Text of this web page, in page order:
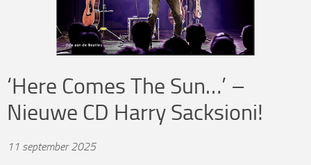
‘Here Comes The Sun…’ –
Nieuwe CD Harry Sacksioni!
11 september 2025